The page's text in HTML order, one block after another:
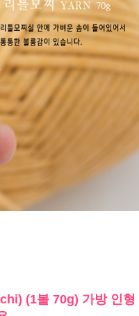
(1볼 70g) 가방 인형